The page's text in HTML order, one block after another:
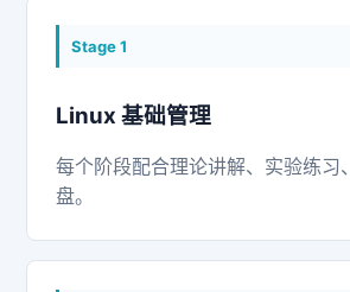
Stage1
Linux 基础管理
每个阶段配合理论讲解、实验练习
盘。